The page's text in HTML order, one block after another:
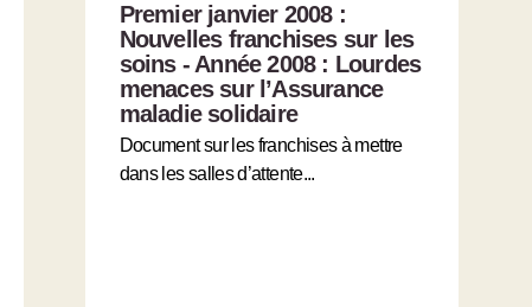
Premier janvier 2008 :
Nouvelles franchises sur les
soins - Année 2008 : Lourdes
menaces sur l’Assurance
maladie solidaire
Document sur les franchises à mettre
dans les salles d’attente...